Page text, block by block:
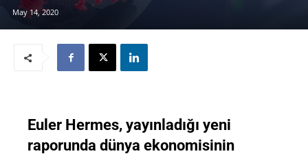
May 14, 2020
Euler Hermes, yayınladığı yeni
raporunda dünya ekonomisinin